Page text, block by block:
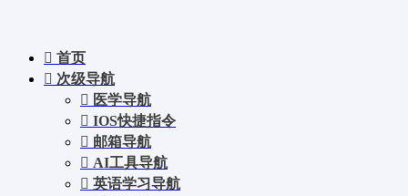
首页
次级导航
医学导航
IOS快捷指令
邮箱导航
AI工具导航
英语学习导航